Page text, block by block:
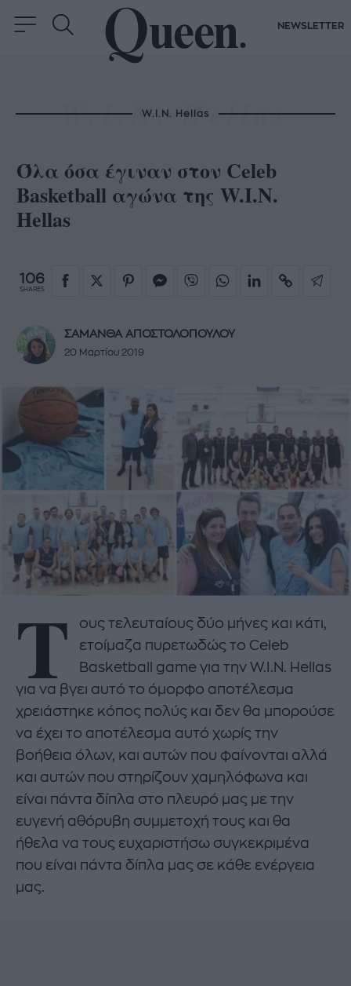
NEWSLETTER
W.I.N. Hellas
Όλα όσα έγιναν στον Celeb
Basketball αγώνα της W.I.N.
Hellas
106
SHARES
ΣΑΜΑΝΘΑ ΑΠΟΣΤΟΛΟΠΟΥΛΟΥ
20 Μαρτίου 2019
Τ
ους τελευταίους δύο μήνες και κάτι,
ετοίμαζα πυρετωδώς το Celeb
Basketball game για την W.I.N. Hellas
για να βγει αυτό το όμορφο αποτέλεσμα
χρειάστηκε κόπος πολύς και δεν θα μπορούσε
να έχει το αποτέλεσμα αυτό χωρίς την
βοήθεια όλων, και αυτών που φαίνονται αλλά
και αυτών που στηρίζουν χαμηλόφωνα και
είναι πάντα δίπλα στο πλευρό μας με την
ευγενή αθόρυβη συμμετοχή τους και θα
ήθελα να τους ευχαριστήσω συγκεκριμένα
που είναι πάντα δίπλα μας σε κάθε ενέργεια
μας.